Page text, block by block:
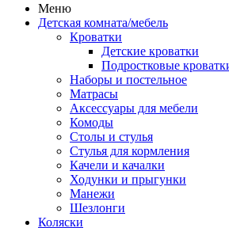
Меню
Детская комната/мебель
Кроватки
Детские кроватки
Подростковые
Наборы и постельное
Матрасы
Аксессуары для мебели
Комоды
Столы и стулья
Стулья для кормления
Качели и качалки
Ходунки и прыгунки
Манежи
Шезлонги
Коляски